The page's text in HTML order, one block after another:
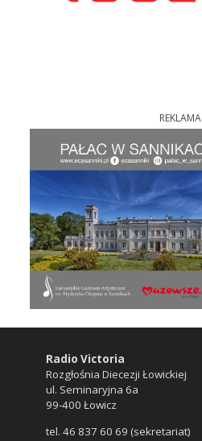
REKLAMA
Radio Victoria
Rozgłośnia Diecezji Łowickiej
ul. Seminaryjna 6a
99-400 Łowicz
tel. 46 837 60 69 (sekretariat)